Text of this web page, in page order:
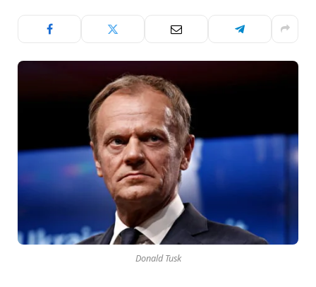
Donald Tusk